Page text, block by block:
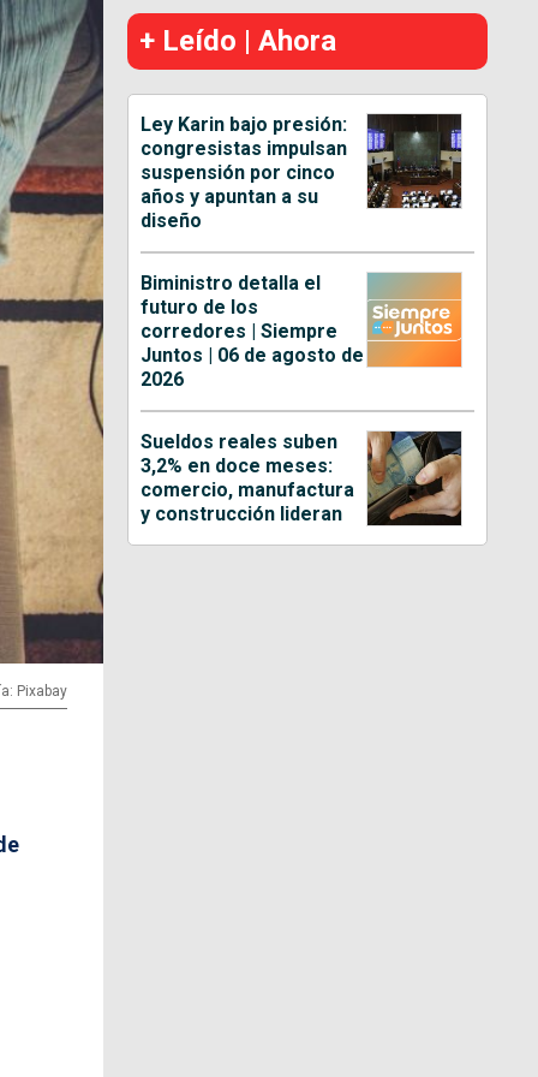
Pixabay
+ Leído | Ahora
Ley Karin bajo presión:
congresistas impulsan
suspensión por cinco
años y apuntan a su
diseño
Biministro detalla el
futuro de los
corredores | Siempre
Juntos | 06 de agosto de
2026
Sueldos reales suben
3,2% en doce meses:
comercio, manufactura
y construcción lideran